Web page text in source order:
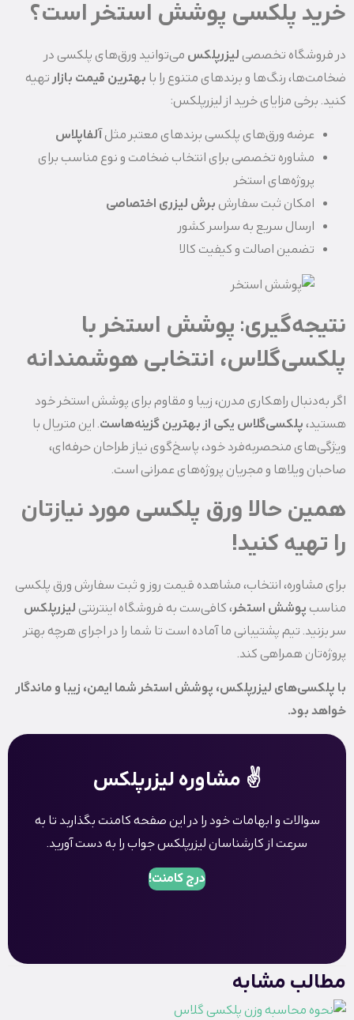
خرید پلکسی پوشش استخر است؟
در فروشگاه تخصصی لیزرپلکس می‌توانید ورق‌های پلکسی در
ضخامت‌ها، رنگ‌ها و برندهای متنوع را با بهترین قیمت بازارتهیه
کنید. برخی مزایای خرید از لیزرپلکس:
عرضه ورق‌های پلکسی برندهای معتبر مثل آلفاپلاس
مشاوره تخصصی برای انتخاب ضخامت و نوع مناسب برای
پروژه‌های استخر
امکان ثبت سفارش برش لیزری اختصاصی
ارسال سریع به سراسر کشور
تضمین اصالت و کیفیت کالا
نتیجه‌گیری: پوشش استخر با
پلکسی‌گلاس، انتخابی هوشمندانه
اگر به‌دنبال راهکاری مدرن، زیبا و مقاوم برای پوشش استخر خود
هستید،پلکسی‌گلاس یکی از بهترین گزینه‌هاست. این متریال با
ویژگی‌های منحصر‌به‌فرد خود، پاسخ‌گوی نیاز طراحان حرفه‌ای،
صاحبان ویلاها و مجریان پروژه‌های عمرانی است.
همین حالا ورق پلکسی مورد نیازتان
را تهیه کنید!
برای مشاوره، انتخاب، مشاهده قیمت روز و ثبت سفارش ورق پلکسی
مناسب پوشش استخر، کافی‌ست به فروشگاه اینترنتی لیزرپلکس
سر بزنید. تیم پشتیبانی ما آماده است تا شما را در اجرای هرچه بهتر
پروژه‌تان همراهی کند.
با پلکسی‌های لیزرپلکس، پوشش استخر شما ایمن، زیبا و ماندگار
خواهد بود.
✌️ مشاوره لیزرپلکس
سوالات و ابهامات خود را در این صفحه کامنت بگذاربد تا به
سرعت از کارشناسان لیزرپلکس جواب را به دست آورید.
درج کامنت!
مطالب مشابه